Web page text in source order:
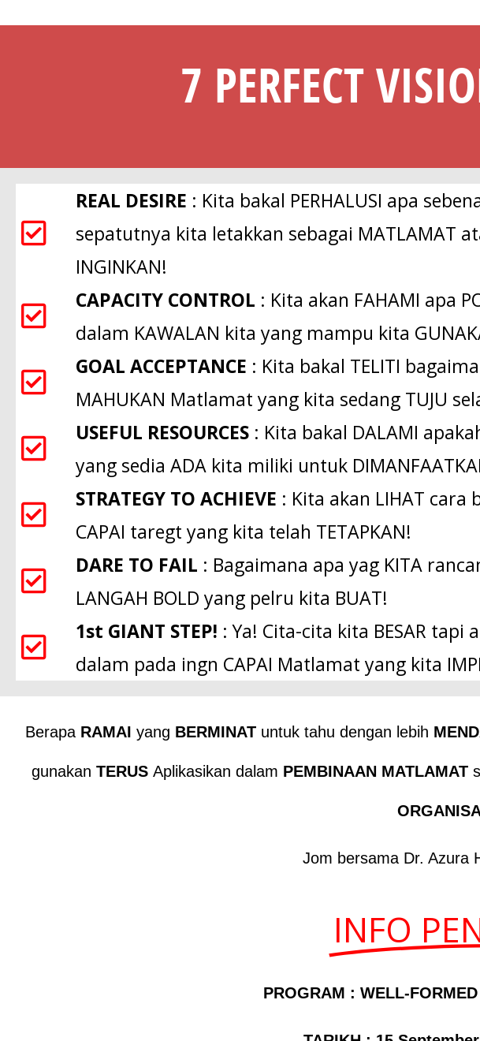
7 PERFECT
REAL DESIRE : Kita bakal PERHALUSI apa
sepatutnya kita letakkan sebagai MATLAMAT
INGINKAN!
CAPACITY CONTROL : Kita akan FAHAMI apa
dalam KAWALAN kita yang mampu kita
GOAL ACCEPTANCE : Kita bakal TELITI
MAHUKAN Matlamat yang kita sedang TUJU
USEFUL RESOURCES : Kita bakal DALAMI
yang sedia ADA kita miliki untuk
STRATEGY TO ACHIEVE : Kita akan LIHAT cara
CAPAI taregt yang kita telah TETAPKAN!
DARE TO FAIL : Bagaimana apa yag KITA
LANGAH BOLD yang pelru kita BUAT!
1st GIANT STEP! : Ya! Cita-cita kita BESAR tapi
dalam pada ingn CAPAI Matlamat yang kita
Berapa RAMAI yang BERMINAT untuk tahu dengan lebih
gunakan TERUS Aplikasikan dalam PEMBINAAN MATLAMAT
Jom bersama Dr. Azura
INFO
PROGRAM : WELL-